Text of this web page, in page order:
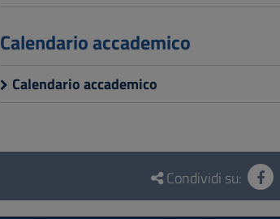
Calendario accademico
Calendario accademico
Condividi su: